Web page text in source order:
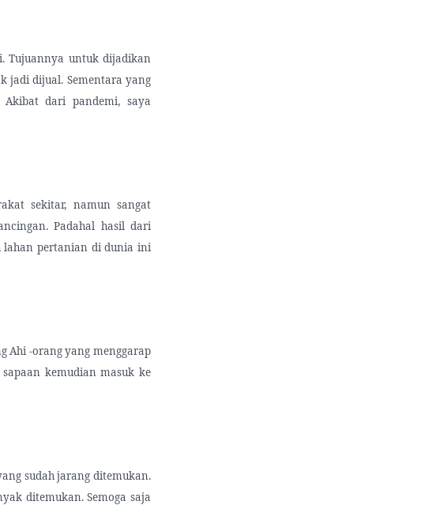
Tujuannya untuk dijadikan
jadi dijual. Sementara yang
dari pandemi, saya
sekitar, namun sangat
Padahal hasil dari
lahan pertanian di dunia ini
Ahi -orang yang menggarap
kemudian masuk ke
sudah jarang ditemukan.
ditemukan. Semoga saja